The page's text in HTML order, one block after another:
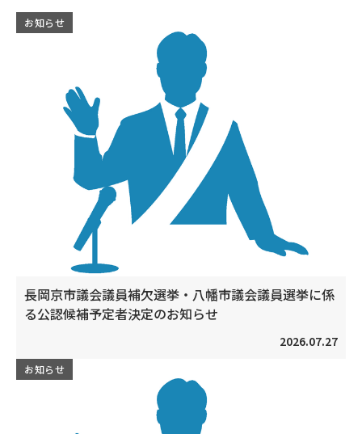
お知らせ
長岡京市議会議員補欠選挙・八幡市議会議員選挙に係
る公認候補予定者決定のお知らせ
2026.07.27
お知らせ